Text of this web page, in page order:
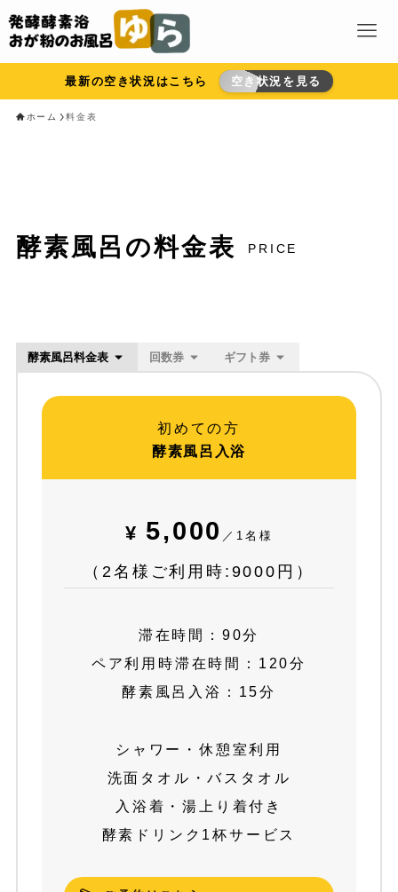
最新の空き状況はこちら 空き状況を見る
ホーム 料金表
酵素風呂の料金表 PRICE
酵素風呂料金表 回数券 ギフト券
初めての方
酵素風呂入浴
¥ 5,000 ／1名様
（2名様ご利用時:9000円）
滞在時間：90分
ペア利用時滞在時間：120分
酵素風呂入浴：15分
シャワー・休憩室利用
洗面タオル・バスタオル
入浴着・湯上り着付き
酵素ドリンク1杯サービス